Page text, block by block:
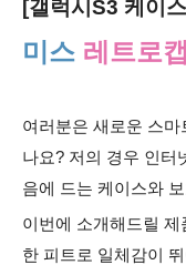
[갤럭시S3 케이
미스 레트로
여러분은 새로운 스
나요? 저의 경우 인터
음에 드는 케이스와
이번에 소개해드릴
한 피트로 일체감이